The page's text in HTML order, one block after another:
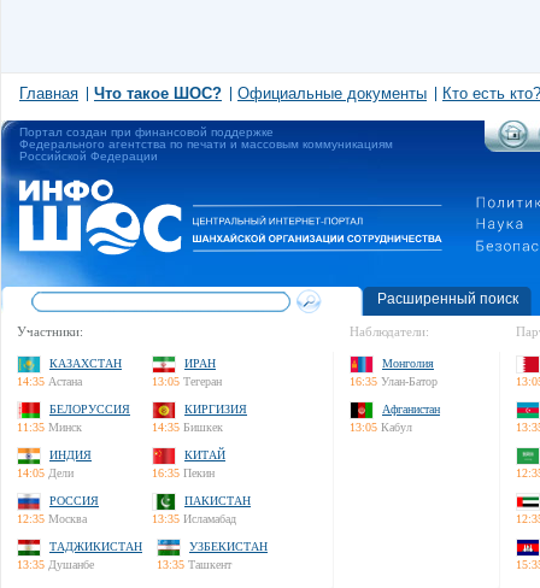
Главная Что такое ШОС? Официальные документы Кто есть кто?
Портал создан при финансовой поддержке
Федерального агентства по печати и массовым коммуникациям
Российской Федерации
Расширенный поиск
Участники:
КАЗАХСТАН
14:35 Астана
ИРАН
13:05 Тегеран
БЕЛОРУССИЯ
11:35 Минск
КИРГИЗИЯ
14:35 Бишкек
ИНДИЯ
14:05 Дели
КИТАЙ
16:35 Пекин
РОССИЯ
12:35 Москва
ПАКИСТАН
13:35 Исламабад
ТАДЖИКИСТАН
13:35 Душанбе
УЗБЕКИСТАН
13:35 Ташкент
Наблюдатели:
Монголия
16:35 Улан-Батор
Афганистан
13:05 Кабул